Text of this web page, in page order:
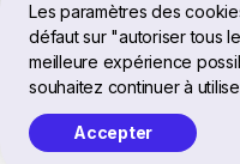
Les paramètres des
défaut sur "autoriser tous
meilleure expérience
souhaitez continuer à
Accepter
Outil de
sur vos
Softailed™ Tous droits